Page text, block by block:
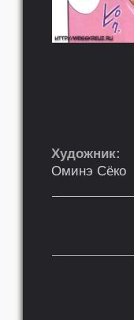
Художник:
Оминэ Сёко